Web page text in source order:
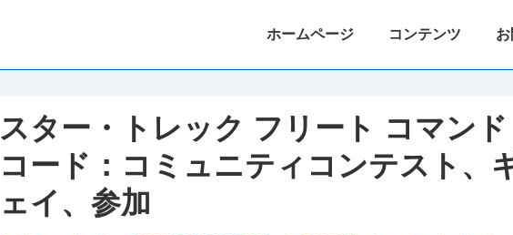
Main
ホームページ コンテンツ
スター・トレック フリート コマンド
コード：コミュニティコンテスト、
ェイ、参加